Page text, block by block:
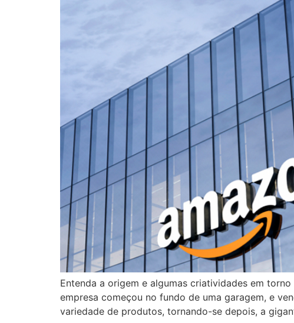
Entenda a origem e algumas criatividades em
empresa começou no fundo de uma garagem, e
variedade de produtos, tornando-se depois, a